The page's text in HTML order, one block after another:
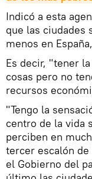
Indicó a esta
que las ciudades
menos en
Es decir, "tener
cosas pero no
recursos
"Tengo la
centro de la vida
perciben en
tercer escalón
el Gobierno del